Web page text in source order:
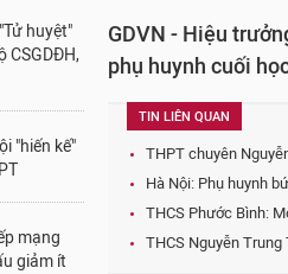
huyệt"
CSGDĐH,
"hiến kế"
mạng
giảm ít
GDVN - Hiệu
phụ huynh cuối
TIN LIÊN QUAN
THPT chuyên
Hà Nội: Phụ huynh
THCS Phước Bình:
THCS Nguyễn